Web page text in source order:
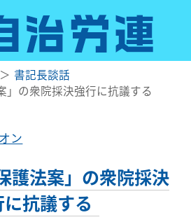
書記長談話
」の衆院採決強行に抗議する
ン
護法案」の衆院採決
抗議する